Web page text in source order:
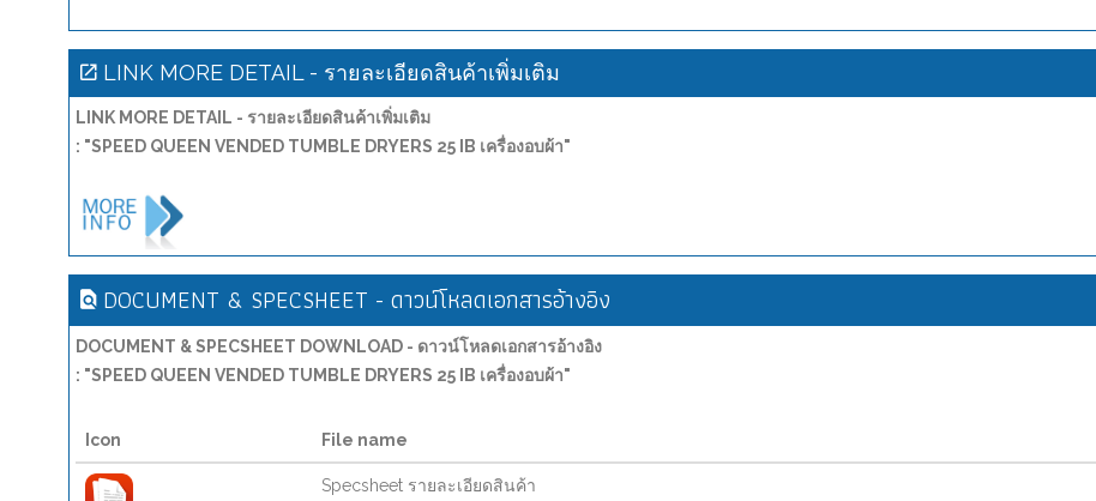
LINK MORE DETAIL - รายละเอียดสินค้าเพิ่มเติม
LINK MORE DETAIL - รายละเอียดสินค้าเพิ่มเติม
: "SPEED QUEEN VENDED TUMBLE DRYERS 25 IB เครื่องอบผ้า"
DOCUMENT & SPECSHEET - ดาวน์โหลดเอกสารอ้างอิง
DOCUMENT & SPECSHEET DOWNLOAD - ดาวน์โหลดเอกสารอ้างอิง
: "SPEED QUEEN VENDED TUMBLE DRYERS 25 IB เครื่องอบผ้า"
Icon File name
Specsheet รายละเอียดสินค้า